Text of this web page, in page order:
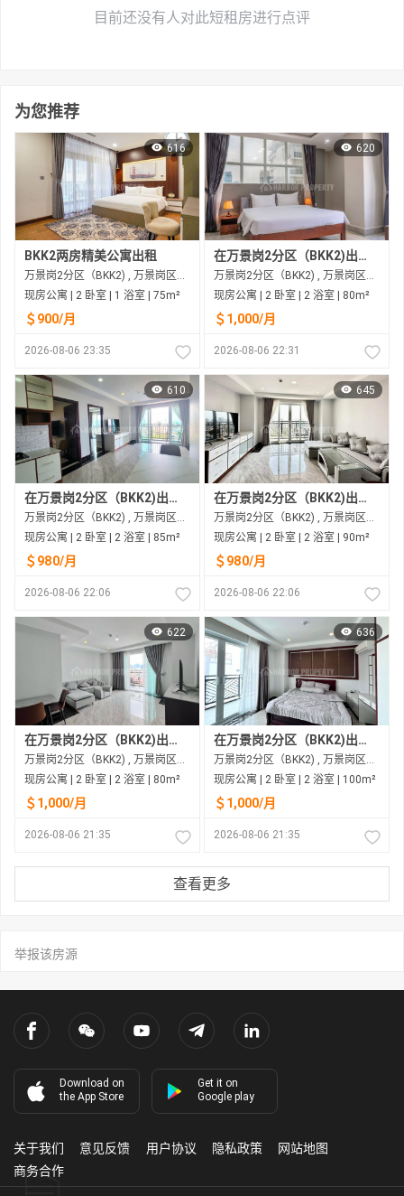
目前还没有人对此短租房进行点评
为您推荐
616
BKK2两房精美公寓出租
万景岗2分区（BKK2) , 万景岗区（BKK) , 金边市
现房公寓 | 2 卧室 | 1 浴室 | 75m²
＄900/月
2026-08-06 23:35
620
在万景岗2分区（BKK2)出租的现房公寓
万景岗2分区（BKK2) , 万景岗区（BKK) , 金边市
现房公寓 | 2 卧室 | 2 浴室 | 80m²
＄1,000/月
2026-08-06 22:31
610
在万景岗2分区（BKK2)出租的现房公寓
万景岗2分区（BKK2) , 万景岗区（BKK) , 金边市
现房公寓 | 2 卧室 | 2 浴室 | 85m²
＄980/月
2026-08-06 22:06
645
在万景岗2分区（BKK2)出租的现房公寓
万景岗2分区（BKK2) , 万景岗区（BKK) , 金边市
现房公寓 | 2 卧室 | 2 浴室 | 90m²
＄980/月
2026-08-06 22:06
622
在万景岗2分区（BKK2)出租的现房公寓
万景岗2分区（BKK2) , 万景岗区（BKK) , 金边市
现房公寓 | 2 卧室 | 2 浴室 | 80m²
＄1,000/月
2026-08-06 21:35
636
在万景岗2分区（BKK2)出租的现房公寓
万景岗2分区（BKK2) , 万景岗区（BKK) , 金边市
现房公寓 | 2 卧室 | 2 浴室 | 100m²
＄1,000/月
2026-08-06 21:35
查看更多
举报该房源
Download on
the App Store
Get it on
Google play
关于我们 意见反馈 用户协议 隐私政策
网站地图
商务合作